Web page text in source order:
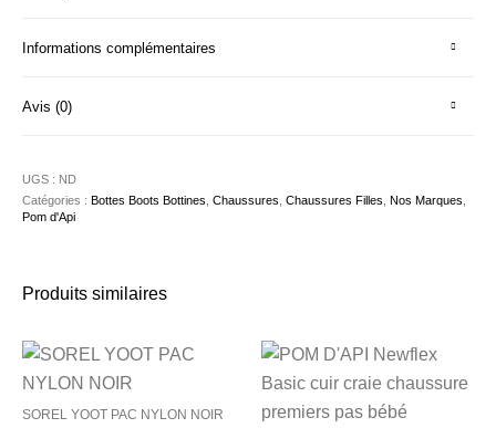
Informations complémentaires
Avis (0)
UGS : ND
Catégories :Bottes Boots Bottines ,Chaussures ,Chaussures Filles ,Nos Marques
Pom d'Api
Produits similaires
SOREL YOOT PAC NYLON NOIR